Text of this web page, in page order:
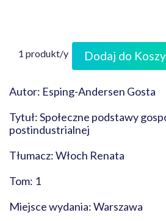
1 produkt/y Dodaj do
Autor: Esping-Andersen Gosta
Tytuł: Społeczne podstawy
postindustrialnej
Tłumacz: Włoch Renata
Tom: 1
Miejsce wydania: Warszawa